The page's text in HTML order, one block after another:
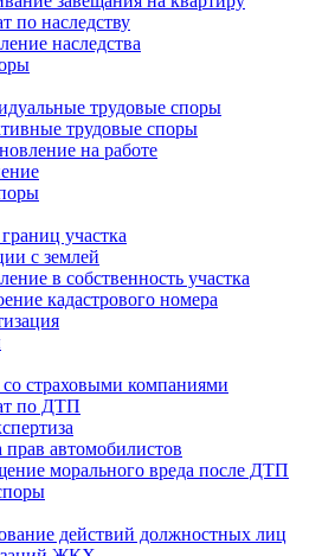
по наследству
наследства
трудовые споры
трудовые споры
на работе
участка
с землей
в собственность участка
кадастрового номера
страховыми компаниями
по ДТП
прав автомобилистов
морального вреда после ДТП
действий должностных лиц